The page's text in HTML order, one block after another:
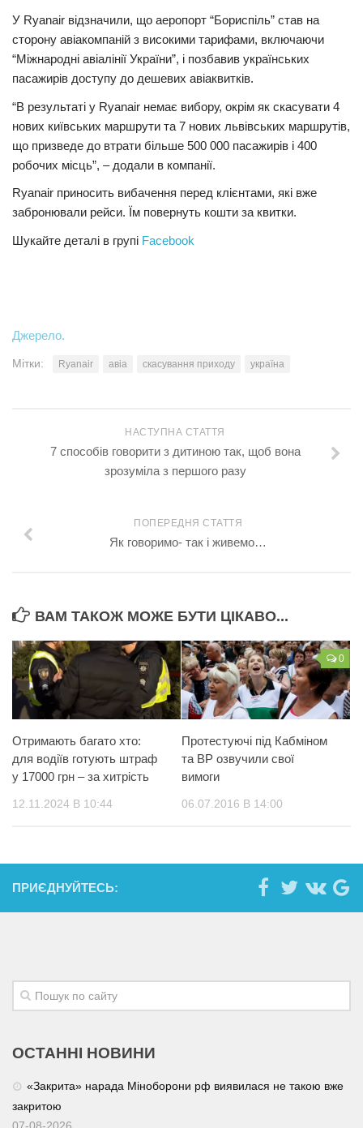
Кримінал
Трагедії
Суспільство
Культура
#Війна
У Ryanair відзначили, що аеропорт “Бориспіль” став на
сторону авіакомпаній з високими тарифами, включаючи
“Міжнародні авіалінії України”, і позбавив українських
пасажирів доступу до дешевих авіаквитків.
“В результаті у Ryanair немає вибору, окрім як скасувати 4
нових київських маршрути та 7 нових львівських маршрутів,
що призведе до втрати більше 500 000 пасажирів і 400
робочих місць”, – додали в компанії.
Ryanair приносить вибачення перед клієнтами, які вже
забронювали рейси. Їм повернуть кошти за квитки.
Шукайте деталі в групі Facebook
Джерело.
Мітки: Ryanair авіа скасування приходу україна
НАСТУПНА СТАТТЯ
7 способів говорити з дитиною так, щоб вона
зрозуміла з першого разу
ПОПЕРЕДНЯ СТАТТЯ
Як говоримо- так і живемо…
ВАМ ТАКОЖ МОЖЕ БУТИ ЦІКАВО...
Отримають багато хто:
для водіїв готують штраф
у 17000 грн – за хитрість
12.11.2024 В 10:44
0
Протестуючі під Кабміном
та ВР озвучили свої
вимоги
06.07.2016 В 14:00
ПРИЄДНУЙТЕСЬ:
ОСТАННІ НОВИНИ
«Закрита» нарада Міноборони рф виявилася не такою вже
закритою
07-08-2026